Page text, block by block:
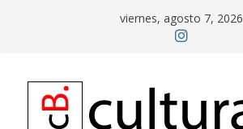
viernes, agosto 7, 2026